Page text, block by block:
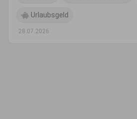
Urlaubsgeld
28.07.2026